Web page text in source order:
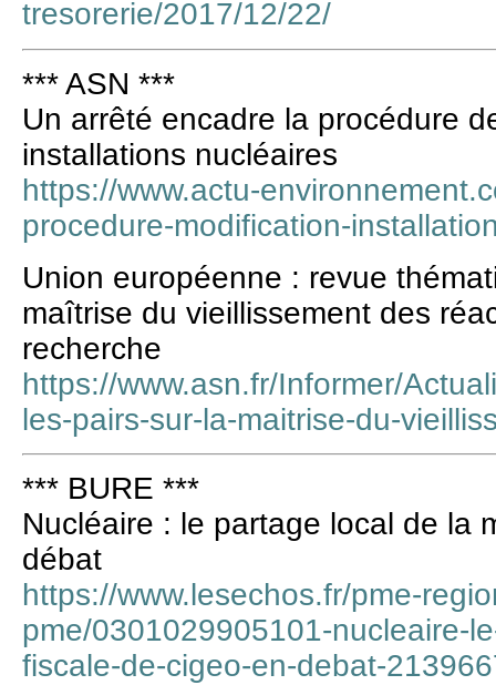
tresorerie/2017/12/22/
*** ASN ***
Un arrêté encadre la procédure
installations nucléaires
https://www.actu-
procedure-modification-
Union européenne : revue
maîtrise du vieillissement des
recherche
https://www.asn.fr/Informer/
les-pairs-sur-la-maitrise-du-
*** BURE ***
Nucléaire : le partage local de la
débat
https://www.lesechos.fr/pme-
pme/0301029905101-nucleaire-
fiscale-de-cigeo-en-debat-